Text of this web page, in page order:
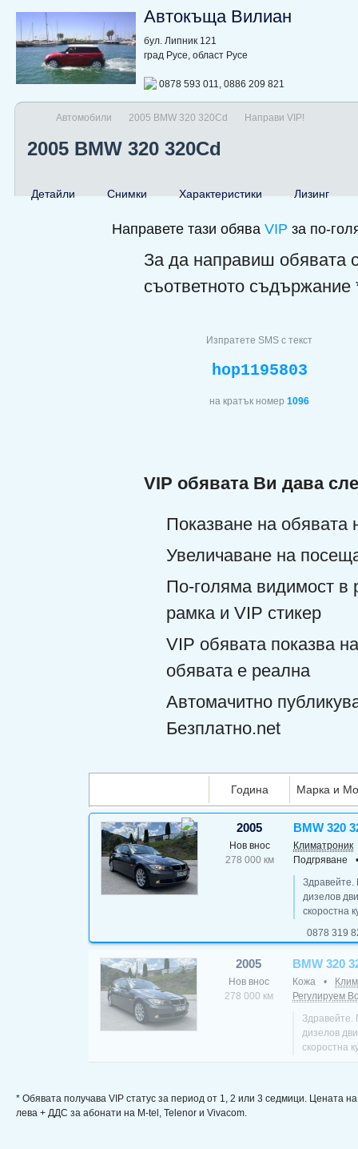
Автокъща Вилиан
бул. Липник 121
град Русе, област Русе
0878 593 011, 0886 209 821
Автомобили 2005 BMW 320 320Cd Направи VIP!
2005 BMW 320 320Cd
Детайли Снимки Характеристики Лизинг
Направете тази обява VIP за по-
За да направиш обявата
съответното съдържание
Изпратете SMS с текст
hop1195803
на кратък номер 1096
VIP обявата Ви дава
Показване на обявата
Увеличаване на
По-голяма видимост в
рамка и VIP стикер
VIP обявата показва
обявата е реална
Автомачитно
Безплатно.net
Година Марка и
2005
Нов внос
278 000 км
BMW 320
Климатроник
Подгряване
•
Здравейте.
дизелов
скоростна
0878 319
2005
Нов внос
278 000 км
BMW 320
Кожа •
Регулируем
Здравейте.
дизелов
скоростна
* Обявата получава VIP статус за период от 1, 2 или 3 седмици.
лева + ДДС за абонати на M-tel, Telenor и Vivacom.